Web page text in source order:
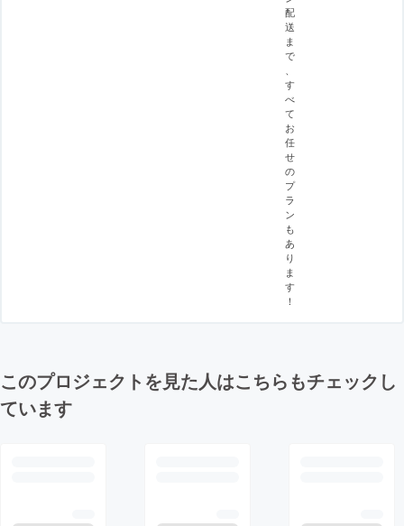
配
送
ま
で
、
す
べ
て
お
任
せ
の
プ
ラ
ン
も
あ
り
ま
す
！
このプロジェクトを見た人はこちらもチェックし
ています